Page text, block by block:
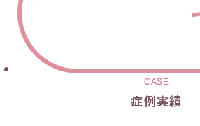
CASE
症例実績